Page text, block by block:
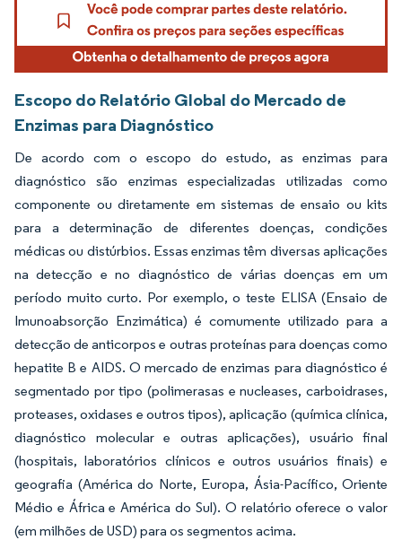
Escopo do Relatório Global do Mercado de
Enzimas para Diagnóstico
De acordo com o escopo do estudo, as enzimas para
diagnóstico são enzimas especializadas utilizadas como
componente ou diretamente em sistemas de ensaio ou kits
para a determinação de diferentes doenças, condições
médicas ou distúrbios. Essas enzimas têm diversas aplicações
na detecção e no diagnóstico de várias doenças em um
período muito curto. Por exemplo, o teste ELISA (Ensaio de
Imunoabsorção Enzimática) é comumente utilizado para a
detecção de anticorpos e outras proteínas para doenças como
hepatite B e AIDS. O mercado de enzimas para diagnóstico é
segmentado por tipo (polimerasas e nucleases, carboidrases,
proteases, oxidases e outros tipos), aplicação (química clínica,
diagnóstico molecular e outras aplicações), usuário final
(hospitais, laboratórios clínicos e outros usuários finais) e
geografia (América do Norte, Europa, Ásia-Pacífico, Oriente
Médio e África e América do Sul). O relatório oferece o valor
(em milhões de USD) para os segmentos acima.